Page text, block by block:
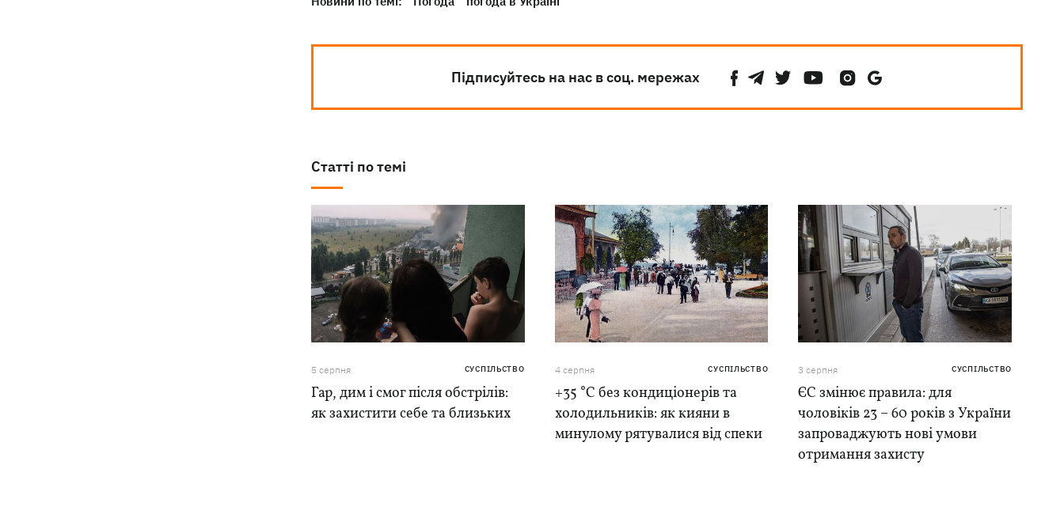
Підписуйтесь на нас в соц. мережах
Статті по темі
5 серпня СУСПІЛЬСТВО
Гар, дим і смог після обстрілів:
як захистити себе та близьких
4 серпня СУСПІЛЬСТВО
+35 °C без кондиціонерів та
холодильників: як кияни в
минулому рятувалися від спеки
3 серпня СУСПІЛЬСТВО
ЄС змінює правила: для
чоловіків 23 – 60 років з України
запроваджують нові умови
отримання захисту